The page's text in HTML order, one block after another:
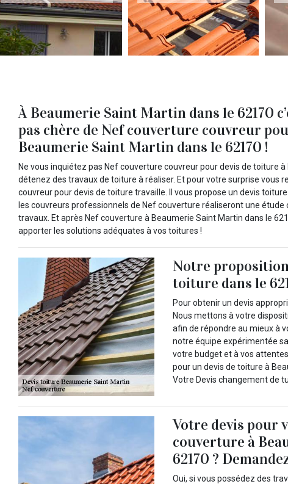
À Beaumerie Saint Martin dans le 62170
pas chère de Nef couverture couvreur
Beaumerie Saint Martin dans le 62170 !
Ne vous inquiétez pas Nef couverture couvreur pour devis de toiture
détenez des travaux de toiture à réaliser. Et pour votre surprise vous
couvreur pour devis de toiture travaille. Il vous propose un devis
les couvreurs professionnels de Nef couverture réaliseront une
travaux. Et après Nef couverture à Beaumerie Saint Martin dans le
apporter les solutions adéquates à vos toitures !
Notre
toiture dans le
Pour obtenir un devis
Nous mettons à votre
afin de répondre au mieux à
notre équipe expérimentée
votre budget et à vos
pour un devis de toiture à
Votre Devis changement de
Votre devis pour
couverture à
62170 ?
Oui, si vous possédez des